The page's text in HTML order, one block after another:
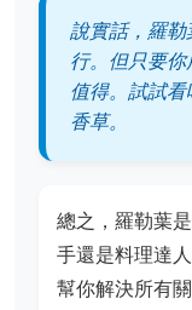
說實話，羅
行。但只要
值得。試試
香草。
總之，羅勒葉
手還是料理達
幫你解決所有